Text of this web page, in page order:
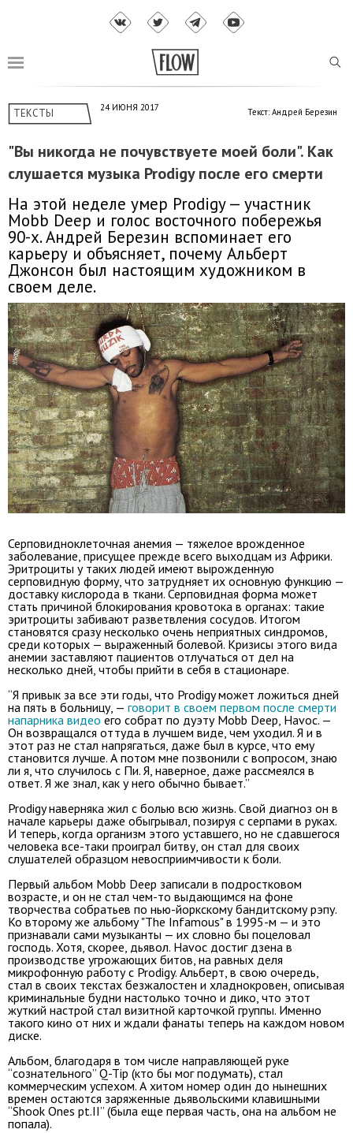
ТЕКСТЫ 24 ИЮНЯ 2017 Текст: Андрей Березин
"Вы никогда не почувствуете моей боли". Как
слушается музыка Prodigy после его смерти
На этой неделе умер Prodigy — участник
Mobb Deep и голос восточного побережья
90-х. Андрей Березин вспоминает его
карьеру и объясняет, почему Альберт
Джонсон был настоящим художником в
своем деле.
Серповидноклеточная анемия — тяжелое врожденное
заболевание, присущее прежде всего выходцам из Африки.
Эритроциты у таких людей имеют вырожденную
серповидную форму, что затрудняет их основную функцию —
доставку кислорода в ткани. Серповидная форма может
стать причиной блокирования кровотока в органах: такие
эритроциты забивают разветвления сосудов. Итогом
становятся сразу несколько очень неприятных синдромов,
среди которых — выраженный болевой. Кризисы этого вида
анемии заставляют пациентов отлучаться от дел на
несколько дней, чтобы прийти в себя в стационаре.
“Я привык за все эти годы, что Prodigy может ложиться дней
на пять в больницу, — говорит в своем первом после смерти
напарника видео его собрат по дуэту Mobb Deep, Havoc. —
Он возвращался оттуда в лучшем виде, чем уходил. Я и в
этот раз не стал напрягаться, даже был в курсе, что ему
становится лучше. А потом мне позвонили с вопросом, знаю
ли я, что случилось с Пи. Я, наверное, даже рассмеялся в
ответ. Я же знал, как у него обычно бывает.”
Prodigy наверняка жил с болью всю жизнь. Свой диагноз он в
начале карьеры даже обыгрывал, позируя с серпами в руках.
И теперь, когда организм этого уставшего, но не сдавшегося
человека все-таки проиграл битву, он стал для своих
слушателей образцом невосприимчивости к боли.
Первый альбом Mobb Deep записали в подростковом
возрасте, и он не стал чем-то выдающимся на фоне
творчества собратьев по нью-йоркскому бандитскому рэпу.
Ко второму же альбому "The Infamous" в 1995-м — и это
признавали сами музыканты — их словно бы поцеловал
господь. Хотя, скорее, дьявол. Havoc достиг дзена в
производстве угрожающих битов, на равных деля
микрофонную работу с Prodigy. Альберт, в свою очередь,
стал в своих текстах безжалостен и хладнокровен, описывая
криминальные будни настолько точно и дико, что этот
жуткий настрой стал визитной карточкой группы. Именно
такого кино от них и ждали фанаты теперь на каждом новом
диске.
Альбом, благодаря в том числе направляющей руке
“сознательного” Q-Tip (кто бы мог подумать), стал
коммерческим успехом. А хитом номер один до нынешних
времен остаются заряженные дьявольскими клавишными
“Shook Ones pt.II” (была еще первая часть, она на альбом не
попала).